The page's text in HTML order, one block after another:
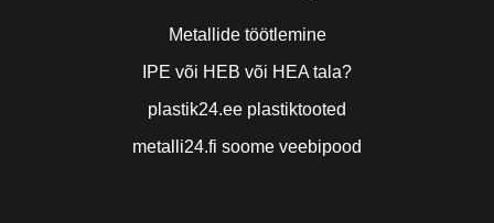
Metallide töötlemine
IPE või HEB või HEA tala?
plastik24.ee plastiktooted
metalli24.fi soome veebipood